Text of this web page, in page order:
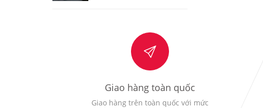
Giao hàng toàn quốc
Giao hàng trên toàn quốc với mức